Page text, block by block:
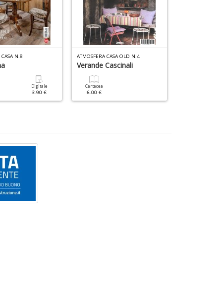
CASA N.8
Digitale
3.90 €
ATMOSFERA CASA OLD N.4
Verande Cascinali
Cartacea
6.00 €